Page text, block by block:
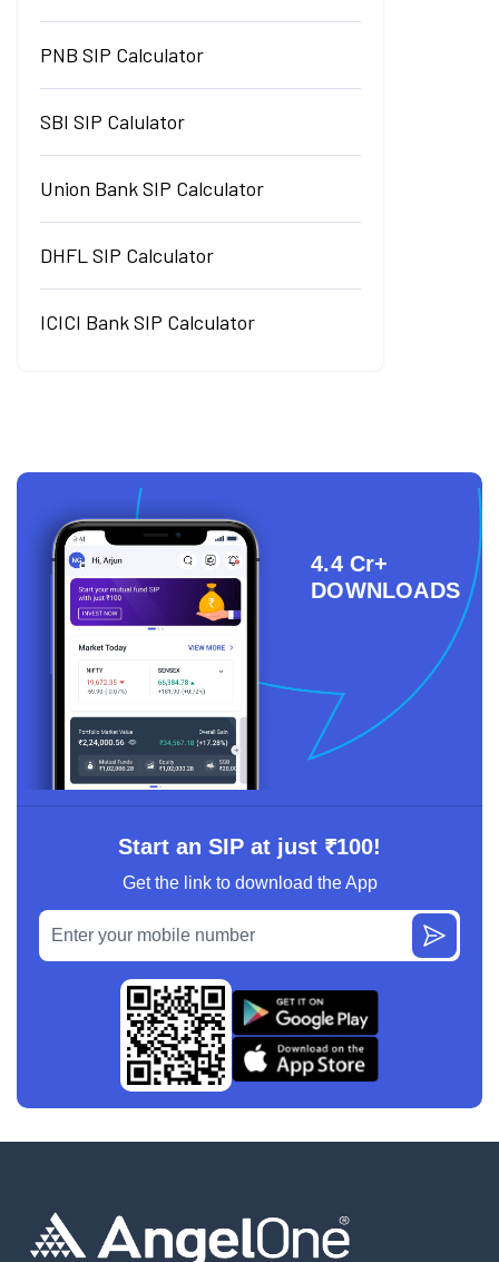
PNB SIP Calculator
SBI SIP Calulator
Union Bank SIP Calculator
DHFL SIP Calculator
ICICI Bank SIP Calculator
4.4 Cr+
DOWNLOADS
Start an SIP at just ₹100!
Get the link to download the App